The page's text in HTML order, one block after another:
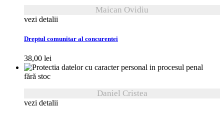
Maican Ovidiu
vezi detalii
Dreptul comunitar al concurentei
38,00 lei
fără stoc
Daniel Cristea
vezi detalii